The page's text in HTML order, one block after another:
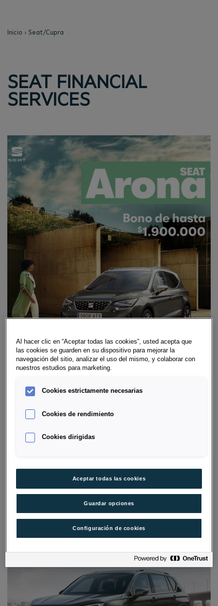
Inicio Seat/Cupra
SEAT FINANCIAL
SERVICES
ARONA CON BONO DE
FINANCIAMIENTO HASTA
$1.900.000
Ver legales
Al hacer clic en “Aceptar todas las cookies”, usted acepta que
las cookies se guarden en su dispositivo para mejorar la
navegación del sitio, analizar el uso del mismo, y colaborar con
nuestros estudios para marketing.
Cookies estrictamente necesarias
Cookies de rendimiento
Cookies dirigidas
Aceptar todas las cookies
Guardar opciones
Configuración de cookies